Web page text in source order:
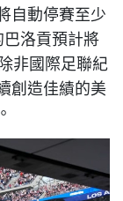
自動停賽至少
洛貢預計將
非國際足聯紀
創造佳績的美